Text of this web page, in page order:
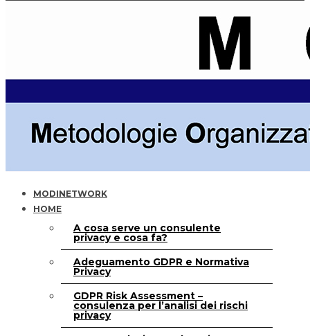
MODINETWORK
HOME
A cosa serve un consulente
privacy e cosa fa?
Adeguamento GDPR e Normativa
Privacy
GDPR Risk Assessment –
consulenza per l’analisi dei rischi
privacy